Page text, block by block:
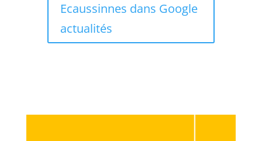
Ecaussinnes dans Google
actualités